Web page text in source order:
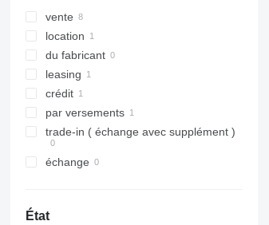
vente
location
du fabricant
leasing
crédit
par versements
trade-in ( échange avec supplément )
échange
État